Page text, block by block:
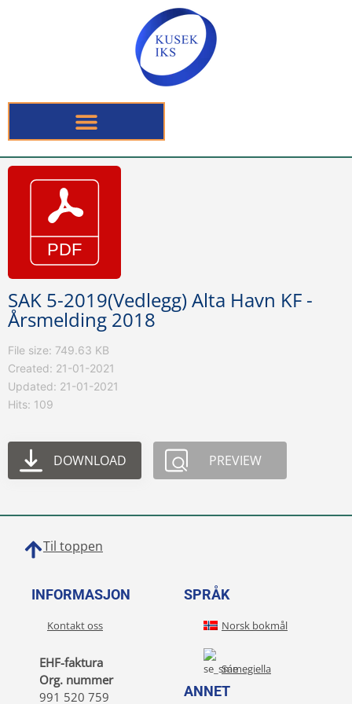
SAK 5-2019(Vedlegg) Alta Havn KF -
Årsmelding 2018
File size: 749.63 KB
Created: 21-01-2021
Updated: 21-01-2021
Hits: 109
DOWNLOAD PREVIEW
Til toppen
INFORMASJON
Kontakt oss
EHF-faktura
Org. nummer
991 520 759
SPRÅK
Norsk bokmål
Sámegiella
ANNET